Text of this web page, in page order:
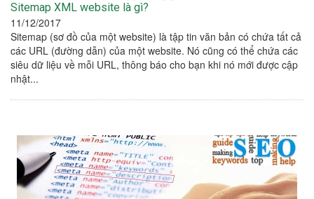
Sitemap XML website là gì?
11/12/2017
Sitemap (sơ đồ của một website) là tập tin văn bản có chứa tất cả
các URL (đường dẫn) của một website. Nó cũng có thể chứa các
siêu dữ liệu về mỗi URL, thông báo cho bạn khi nó mới được cập
nhật...